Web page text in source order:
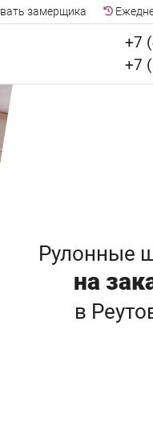
замерщика
+7
+7
Рулонные
на
в